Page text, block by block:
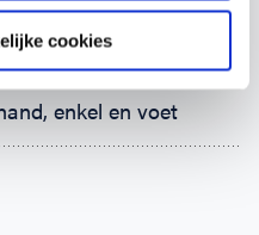
cookies
enkel en voet